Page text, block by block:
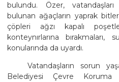
bulundu. Özer,
bulunan ağaçların yaprak
çöpleri ağzı kapalı
konteynırlarına bırakmaları,
konularında da uyardı.
Vatandaşların sorun
Belediyesi Çevre Koruma